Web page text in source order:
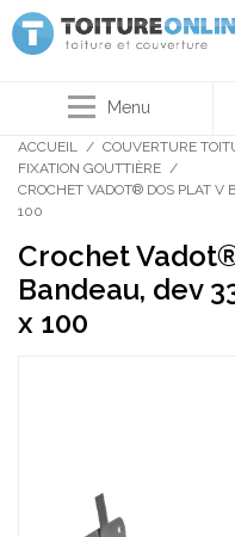
Menu
ACCUEIL / COUVERTURE
FIXATION GOUTTIÈRE /
CROCHET VADOT® DOS PLAT
100
Crochet
Bandeau, dev
x 100